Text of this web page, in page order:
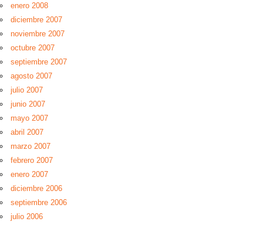
enero 2008
diciembre 2007
noviembre 2007
octubre 2007
septiembre 2007
agosto 2007
julio 2007
junio 2007
mayo 2007
abril 2007
marzo 2007
febrero 2007
enero 2007
diciembre 2006
septiembre 2006
julio 2006